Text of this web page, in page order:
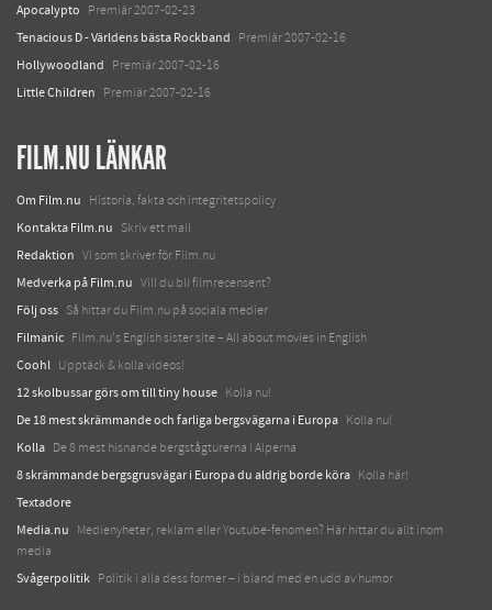
Apocalypto Premiär 2007-02-23
Tenacious D - Världens bästa Rockband Premiär 2007-02-16
Hollywoodland Premiär 2007-02-16
Little Children Premiär 2007-02-16
FILM.NU LÄNKAR
Om Film.nu Historia, fakta och integritetspolicy
Kontakta Film.nu Skriv ett mail
Redaktion Vi som skriver för Film.nu
Medverka på Film.nu Vill du bli filmrecensent?
Följ oss Så hittar du Film.nu på sociala medier
Filmanic Film.nu's English sister site – All about movies in English
Coohl Upptäck & kolla videos!
12 skolbussar görs om till tiny house Kolla nu!
De 18 mest skrämmande och farliga bergsvägarna i Europa Kolla nu!
Kolla De 8 mest hisnande bergstågturerna i Alperna
8 skrämmande bergsgrusvägar i Europa du aldrig borde köra Kolla här!
Textadore
Media.nu
Medienyheter, reklam eller Youtube-fenomen? Här hittar du allt inom
media
Svågerpolitik Politik i alla dess former – i bland med en udd av humor